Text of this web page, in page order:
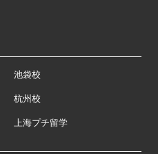
池袋校
杭州校
上海プチ留学